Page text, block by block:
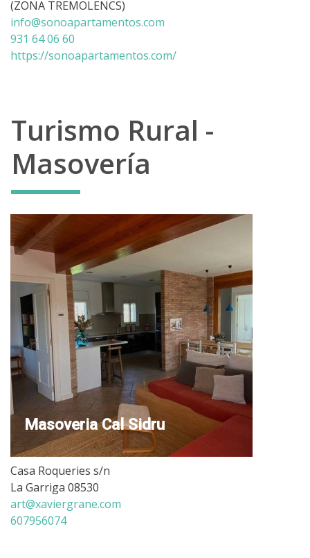
(ZONA TREMOLENCS)
info@sonoapartamentos.com
931 64 06 60
https://sonoapartamentos.com/
Turismo Rural -
Masovería
Masoveria Cal Sidru
Casa Roqueries s/n
La Garriga 08530
art@xaviergrane.com
607956074